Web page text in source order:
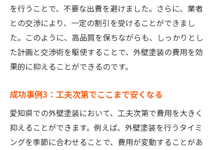
を行うことで、不要な出費を避けました。さらに、業者
との交渉により、一定の割引を受けることができまし
た。このように、高品質を保ちながらも、しっかりとし
た計画と交渉術を駆使することで、外壁塗装の費用を効
果的に抑えることができるのです。
成功事例3：工夫次第でここまで安くなる
愛知県での外壁塗装において、工夫次第で費用を大きく
抑えることができます。例えば、外壁塗装を行うタイミ
ングを季節に合わせることで、費用が変動することがあ